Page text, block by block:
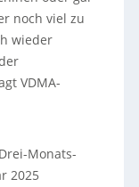
noch viel zu
wieder
VDMA-
Monats-
2025